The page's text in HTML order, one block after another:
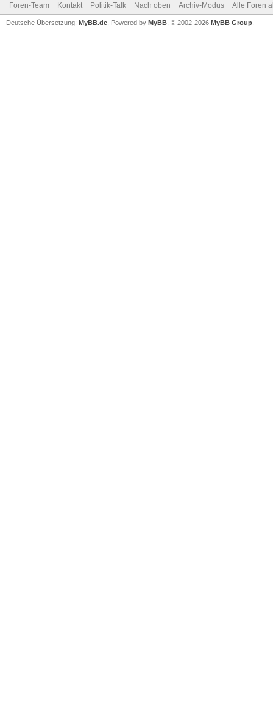
Foren-Team Kontakt Politik-Talk Nach oben Archiv-Modus Alle Foren
Deutsche Übersetzung: MyBB.de , Powered by MyBB , © 2002-2026 MyBB Group